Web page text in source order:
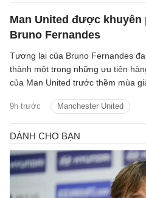
Man United được khuyên
Bruno Fernandes
9h trước Manchester United
Tương lai của Bruno Fernandes
thành một trong những ưu tiên
của Man United trước thềm mùa